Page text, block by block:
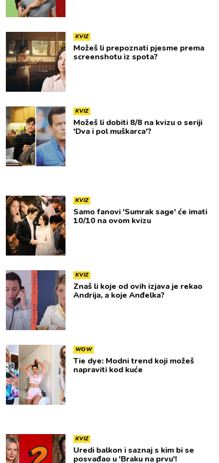
KVIZ
Možeš li prepoznati pjesme prema
screenshotu iz spota?
KVIZ
Možeš li dobiti 8/8 na kvizu o seriji
'Dva i pol muškarca'?
KVIZ
Samo fanovi 'Sumrak sage' će imati
10/10 na ovom kvizu
KVIZ
Znaš li koje od ovih izjava je rekao
Andrija, a koje Anđelka?
WOW
Tie dye: Modni trend koji možeš
napraviti kod kuće
KVIZ
Uredi balkon i saznaj s kim bi se
posvađao u 'Braku na prvu'!